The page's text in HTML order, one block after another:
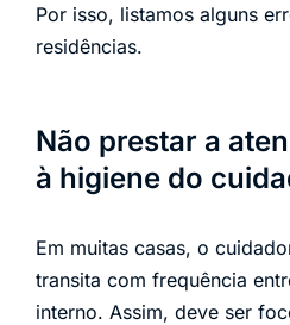
Por isso, listamos alguns
residências.
Não prestar a
à higiene do
Em muitas casas, o
transita com frequência
interno. Assim, deve ser